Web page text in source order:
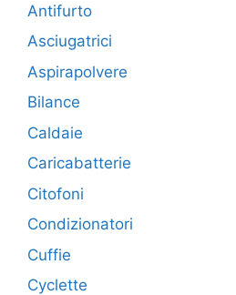
Antifurto
Asciugatrici
Aspirapolvere
Bilance
Caldaie
Caricabatterie
Citofoni
Condizionatori
Cuffie
Cyclette